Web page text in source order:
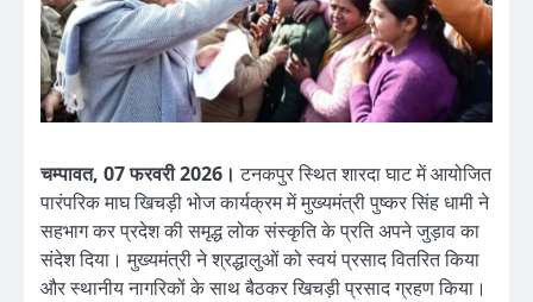
चम्पावत, 07 फरवरी 2026। टनकपुर स्थित शारदा घाट में आयोजित
पारंपरिक माघ खिचड़ी भोज कार्यक्रम में मुख्यमंत्री पुष्कर सिंह धामी ने
सहभाग कर प्रदेश की समृद्ध लोक संस्कृति के प्रति अपने जुड़ाव का
संदेश दिया। मुख्यमंत्री ने श्रद्धालुओं को स्वयं प्रसाद वितरित किया
और स्थानीय नागरिकों के साथ बैठकर खिचड़ी प्रसाद ग्रहण किया।